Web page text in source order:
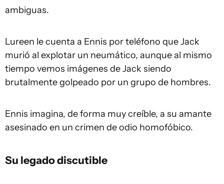
ambiguas.
Lureen le cuenta a Ennis por teléfono que Jack
murió al explotar un neumático, aunque al mismo
tiempo vemos imágenes de Jack siendo
brutalmente golpeado por un grupo de hombres.
Ennis imagina, de forma muy creíble, a su amante
asesinado en un crimen de odio homofóbico.
Su legado discutible